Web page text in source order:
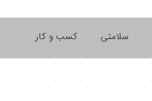
سلامتی کسب و کار